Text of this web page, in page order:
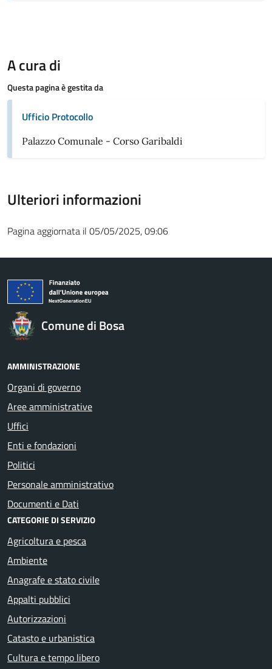
A cura di
Questa pagina è gestita da
Ufficio Protocollo
Palazzo Comunale - Corso Garibaldi
Ulteriori informazioni
Pagina aggiornata il 05/05/2025, 09:06
Comune di Bosa
AMMINISTRAZIONE
Organi di governo
Aree amministrative
Uffici
Enti e fondazioni
Politici
Personale amministrativo
Documenti e Dati
CATEGORIE DI SERVIZIO
Agricoltura e pesca
Ambiente
Anagrafe e stato civile
Appalti pubblici
Autorizzazioni
Catasto e urbanistica
Cultura e tempo libero